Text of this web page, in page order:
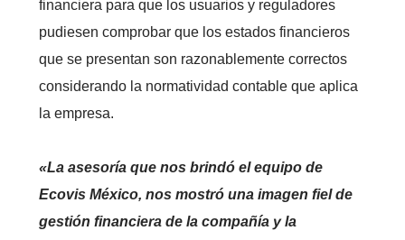
financiera para que los usuarios y reguladores
pudiesen comprobar que los estados financieros
que se presentan son razonablemente correctos
considerando la normatividad contable que aplica
la empresa.
«La asesoría que nos brindó el equipo de
Ecovis México, nos mostró una imagen fiel de
gestión financiera de la compañía y la